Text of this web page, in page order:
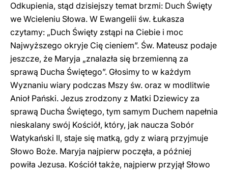
Odkupienia, stąd dzisiejszy temat brzmi: Duch Święty
we Wcieleniu Słowa. W Ewangelii św. Łukasza
czytamy: „Duch Święty zstąpi na Ciebie i moc
Najwyższego okryje Cię cieniem”. Św. Mateusz podaje
jeszcze, że Maryja „znalazła się brzemienną za
sprawą Ducha Świętego”. Głosimy to w każdym
Wyznaniu wiary podczas Mszy św. oraz w modlitwie
Anioł Pański. Jezus zrodzony z Matki Dziewicy za
sprawą Ducha Świętego, tym samym Duchem napełnia
nieskalany swój Kościół, który, jak naucza Sobór
Watykański II, staje się matką, gdy z wiarą przyjmuje
Słowo Boże. Maryja najpierw poczęła, a później
powiła Jezusa. Kościół także, najpierw przyjął Słowo